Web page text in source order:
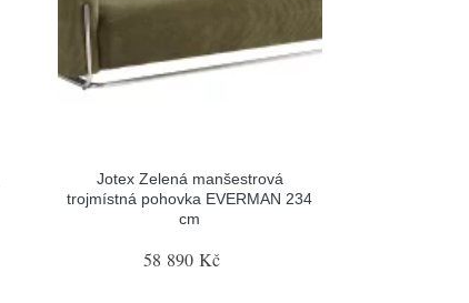
Jotex Zelená manšestrová
trojmístná pohovka EVERMAN 234
cm
58 890 Kč